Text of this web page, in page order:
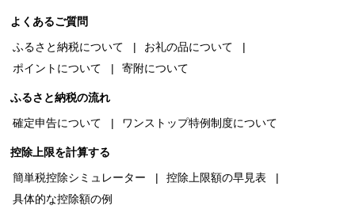
よくあるご質問
ふるさと納税について
お礼の品について
ポイントについて
寄附について
ふるさと納税の流れ
確定申告について
ワンストップ特例制度について
控除上限を計算する
簡単税控除シミュレーター
控除上限額の早見表
具体的な控除額の例